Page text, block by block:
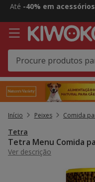
2
3,
mensagem,
Até -40% em acessórios
Início Peixes Comida
Tetra
Tetra Menu Comida
Ver descrição